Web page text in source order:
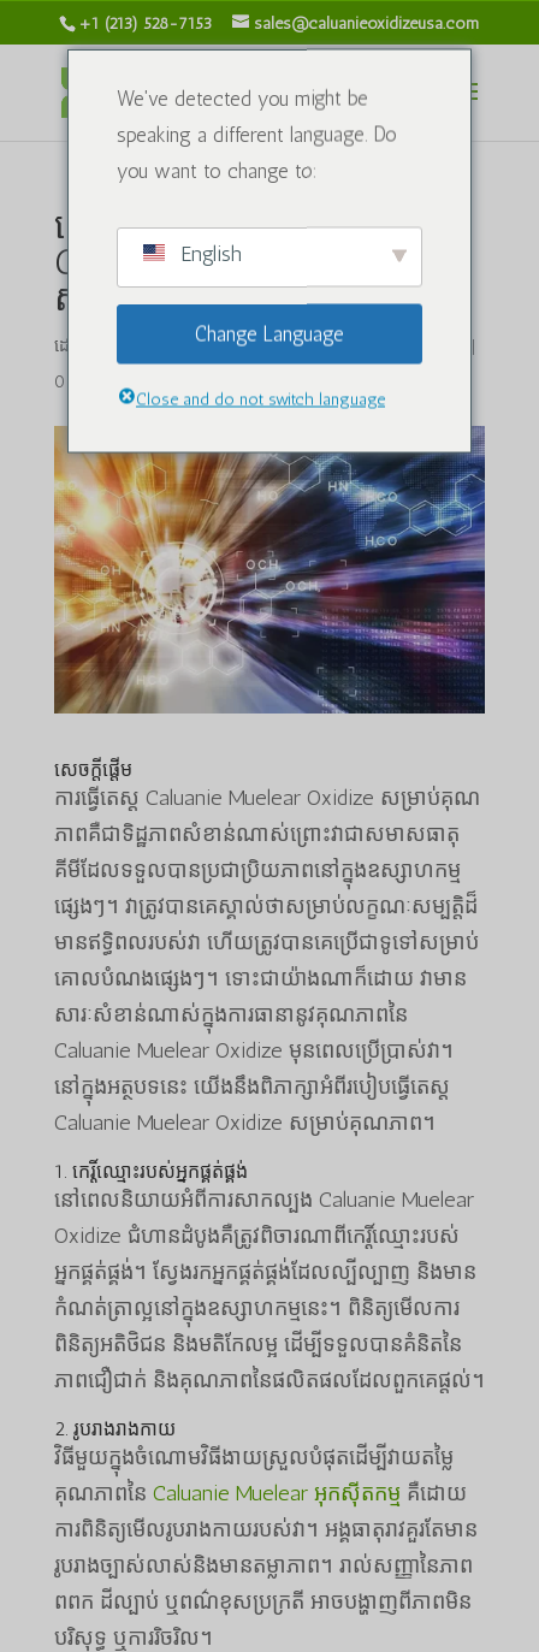
+1 (213) 528-7153 sales@caluanieoxidizeusa.com
តើធ្វើដូចម្តេចដើម្បីសាកល្បង
Caluanie Muelear Oxidize
សម្រាប់គុណភាព
ដោយ caluanieoxidizeusa.com|មេសា 4, 2024
|
0 មតិ
សេចក្តីផ្តើម
ការធ្វើតេស្ត Caluanie Muelear Oxidize សម្រាប់គុណ
ភាពគឺជាទិដ្ឋភាពសំខាន់ណាស់ព្រោះវាជាសមាសធាតុ
គីមីដែលទទួលបានប្រជាប្រិយភាពនៅក្នុងឧស្សាហកម្ម
ផ្សេងៗ។ វាត្រូវបានគេស្គាល់ថាសម្រាប់លក្ខណៈសម្បត្តិដ៏
មានឥទ្ធិពលរបស់វា ហើយត្រូវបានគេប្រើជាទូទៅសម្រាប់
គោលបំណងផ្សេងៗ។ ទោះជាយ៉ាងណាក៏ដោយ វាមាន
សារៈសំខាន់ណាស់ក្នុងការធានានូវគុណភាពនៃ
Caluanie Muelear Oxidize មុនពេលប្រើប្រាស់វា។
នៅក្នុងអត្ថបទនេះ យើងនឹងពិភាក្សាអំពីរបៀបធ្វើតេស្ត
Caluanie Muelear Oxidize សម្រាប់គុណភាព។
1. កេរ្តិ៍ឈ្មោះរបស់អ្នកផ្គត់ផ្គង់
នៅពេលនិយាយអំពីការសាកល្បង Caluanie Muelear
Oxidize ជំហានដំបូងគឺត្រូវពិចារណាពីកេរ្តិ៍ឈ្មោះរបស់
អ្នកផ្គត់ផ្គង់។ ស្វែងរកអ្នកផ្គត់ផ្គង់ដែលល្បីល្បាញ និងមាន
កំណត់ត្រាល្អនៅក្នុងឧស្សាហកម្មនេះ។ ពិនិត្យមើលការ
ពិនិត្យអតិថិជន និងមតិកែលម្អ ដើម្បីទទួលបានគំនិតនៃ
ភាពជឿជាក់ និងគុណភាពនៃផលិតផលដែលពួកគេផ្តល់។
2. រូបរាងរាងកាយ
វិធីមួយក្នុងចំណោមវិធីងាយស្រួលបំផុតដើម្បីវាយតម្លៃ
គុណភាពនៃ Caluanie Muelear អុកស៊ីតកម្ម គឺដោយ
ការពិនិត្យមើលរូបរាងកាយរបស់វា។ អង្គធាតុរាវគួរតែមាន
រូបរាងច្បាស់លាស់និងមានតម្លាភាព។ រាល់​សញ្ញា​នៃ​ភាព​
ពពក ដី​ល្បាប់ ឬ​ពណ៌​ខុស​ប្រក្រតី អាច​បង្ហាញ​ពី​ភាព​មិន​
បរិសុទ្ធ ឬ​ការ​រិចរិល។
We've detected you might be
speaking a different language. Do
you want to change to:
English
Change Language
Close and do not switch language